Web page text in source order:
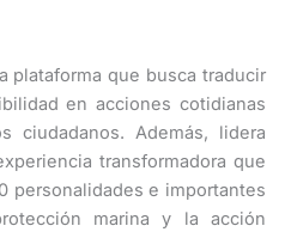
plataforma que busca traducir
en acciones cotidianas
ciudadanos. Además, lidera
transformadora que
personalidades e importantes
marina y la acción